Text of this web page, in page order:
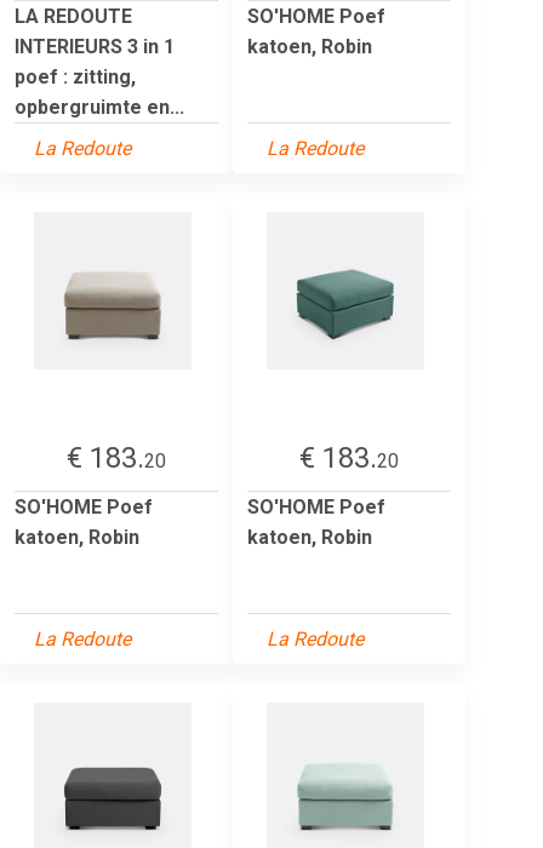
LA REDOUTE
INTERIEURS 3 in 1
poef : zitting,
opbergruimte en...
La Redoute
SO'HOME Poef
katoen, Robin
La Redoute
€ 183.20
SO'HOME Poef
katoen, Robin
La Redoute
€ 183.20
SO'HOME Poef
katoen, Robin
La Redoute